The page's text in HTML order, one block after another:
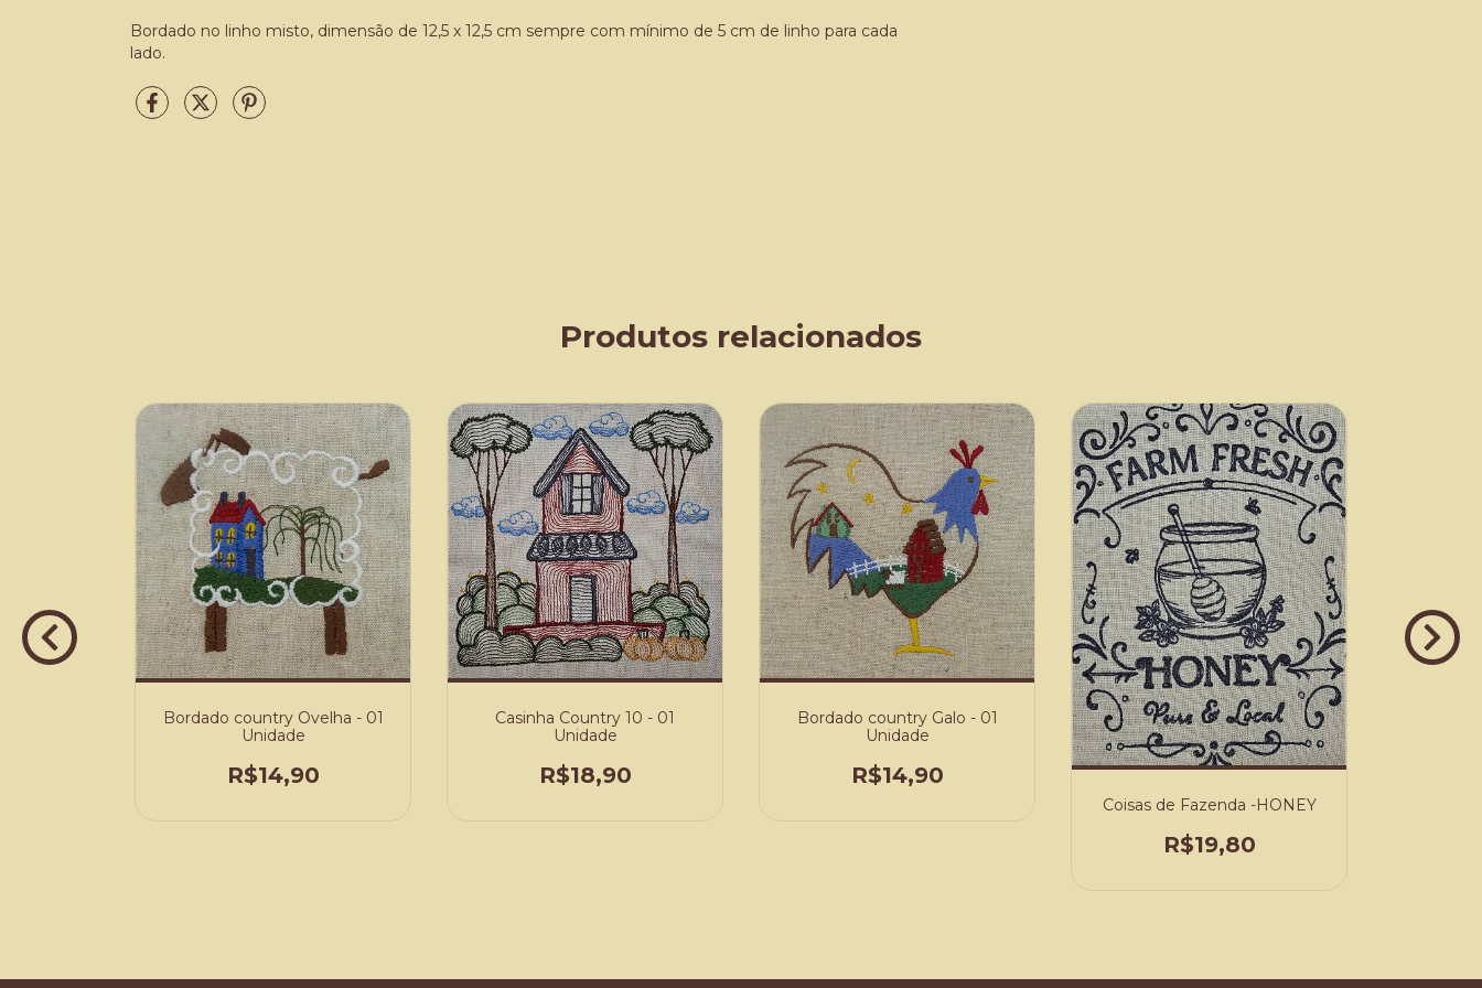
Bordado no linho misto, dimensão de 12,5 x 12,5 cm sempre com mínimo de 5 cm de linho para cada
lado.
Produtos relacionados
Bordado country Ovelha - 01
Unidade
R$14,90
Casinha Country 10 - 01
Unidade
R$18,90
Bordado country Galo - 01
Unidade
R$14,90
Coisas de Fazenda -HONEY
R$19,80